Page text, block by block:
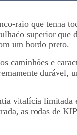
raio que tenha
superior que
um bordo preto.
caminhões e
durável,
vitalícia limitada
as rodas de